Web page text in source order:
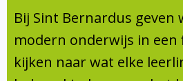
Onderwijs
Leerlingenraad
Leerlingenzorg
Doorstroomtoets
Jeugdprofessional op
Centrum Jeugd en
Ouders
Formulieren
Contact
Bij Sint Bernardus geven
modern onderwijs in een
kijken naar wat elke